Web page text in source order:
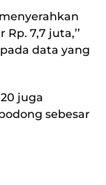
7,7 juta,’’
data yang
juga
sebesar